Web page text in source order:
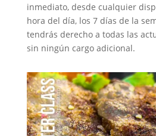
inmediato, desde cualquier
hora del día, los 7 días de la
tendrás derecho a todas las
sin ningún cargo adicional.